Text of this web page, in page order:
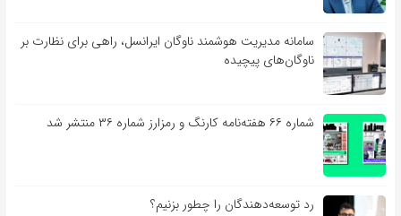
سامانه مدیریت هوشمند ناوگان ایرانسل، راهی برای نظارت بر
ناوگان‌های پیچیده
شماره ۶۶ هفته‌نامه کارنگ و رمزارز شماره ۳۶ منتشر شد
رد توسعه‌دهندگان را چطور بزنیم؟